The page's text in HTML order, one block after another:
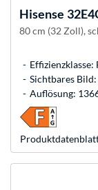
Hisense
80 cm (32 Zoll),
Effizienzklasse:
Sichtbares
Auflösung: